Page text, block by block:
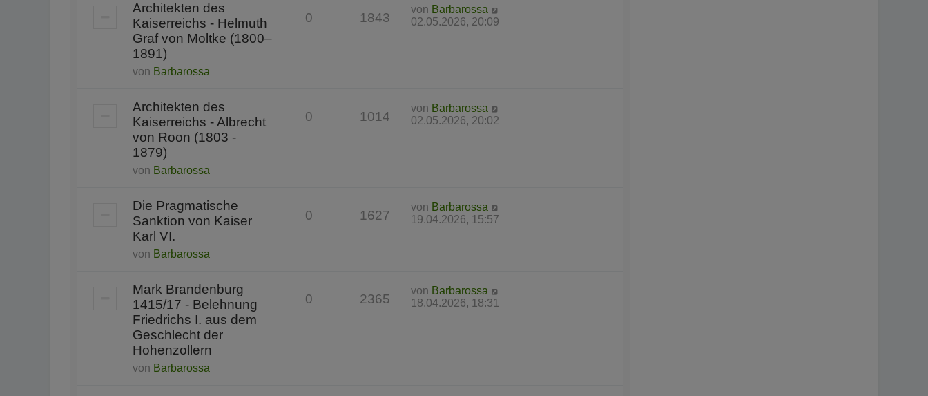
Architekten des
Kaiserreichs - Helmuth
Graf von Moltke (1800–
1891)
von Barbarossa
0 1843
von Barbarossa
02.05.2026, 20:09
Architekten des
Kaiserreichs - Albrecht
von Roon (1803 -
1879)
von Barbarossa
0 1014
von Barbarossa
02.05.2026, 20:02
Die Pragmatische
Sanktion von Kaiser
Karl VI.
von Barbarossa
0 1627
von Barbarossa
19.04.2026, 15:57
Mark Brandenburg
1415/17 - Belehnung
Friedrichs I. aus dem
Geschlecht der
Hohenzollern
von Barbarossa
0 2365
von Barbarossa
18.04.2026, 18:31